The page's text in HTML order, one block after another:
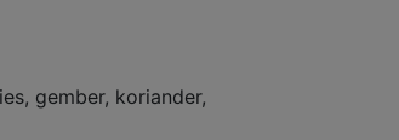
gember, koriander,